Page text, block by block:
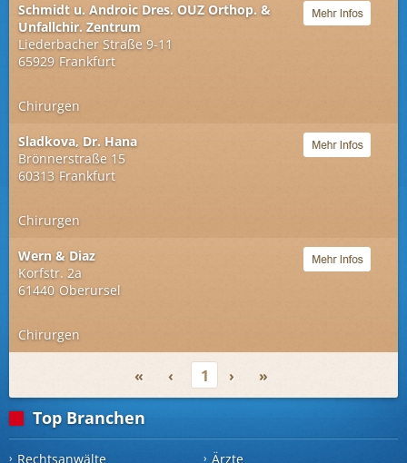
Schmidt u. Androic Dres. OUZ Orthop. &
Unfallchir. Zentrum
Liederbacher Straße 9-11
65929 Frankfurt
Chirurgen
Sladkova, Dr. Hana
Brönnerstraße 15
60313 Frankfurt
Chirurgen
Wern & Diaz
Korfstr. 2a
61440 Oberursel
Chirurgen
« ‹ 1 › »
Top Branchen
Rechtsanwälte Ärzte